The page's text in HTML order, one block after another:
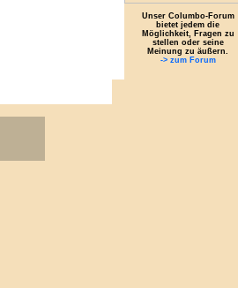
Unser Columbo-Forum
bietet jedem die
Möglichkeit, Fragen zu
stellen oder seine
Meinung zu äußern.
-> zum Forum